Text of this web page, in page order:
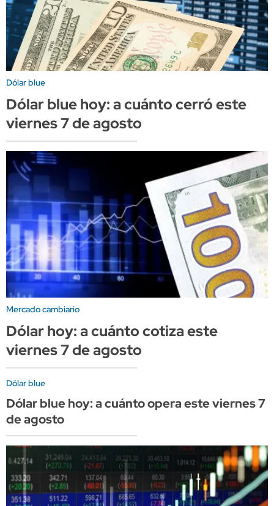
Dólar blue
Dólar blue hoy: a cuánto cerró este
viernes 7 de agosto
Mercado cambiario
Dólar hoy: a cuánto cotiza este
viernes 7 de agosto
Dólar blue
Dólar blue hoy: a cuánto opera este viernes 7
de agosto